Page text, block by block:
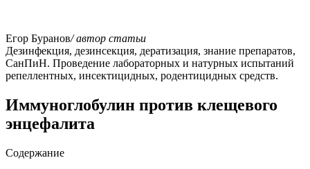
Егор Буранов/ автор статьи
Дезинфекция, дезинсекция, дератизация, знание препаратов,
СанПиН. Проведение лабораторных и натурных испытаний
репеллентных, инсектицидных, родентицидных средств.
Иммуноглобулин против клещевого
энцефалита
Содержание